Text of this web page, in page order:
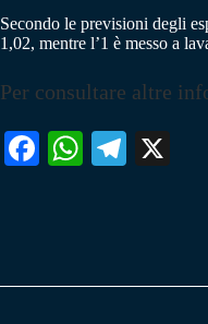
Secondo le previsioni degli
1,02, mentre l’1 è messo a
Per consultare altre
Fa W
pp
Te
m